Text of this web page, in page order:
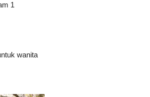
1
wanita